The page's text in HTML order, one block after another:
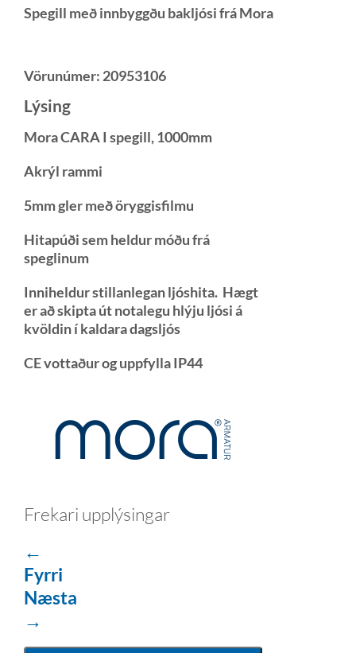
Spegill með innbyggðu bakljósi frá Mora
Vörunúmer: 20953106
Lýsing
Mora CARA I spegill, 1000mm
Akrýl rammi
5mm gler með öryggisfilmu
Hitapúði sem heldur móðu frá
speglinum
Inniheldur stillanlegan ljóshita. Hægt
er að skipta út notalegu hlýju ljósi á
kvöldin í kaldara dagsljós
CE vottaður og uppfylla IP44
Frekari upplýsingar
←
Fyrri
Næsta
→